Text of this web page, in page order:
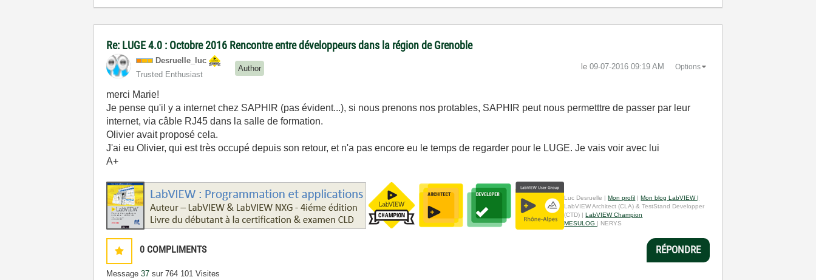
Re: LUGE 4.0 : Octobre 2016 Rencontre entre développeurs dans la région de Grenoble
Desruelle_luc
Trusted Enthusiast
Author le ‎09-07-2016 09:19 AM Options
merci Marie!
Je pense qu'il y a internet chez SAPHIR (pas évident...), si nous prenons nos protables, SAPHIR peut nous permetttre de passer par leur
internet, via câble RJ45 dans la salle de formation.
Olivier avait proposé cela.
J'ai eu Olivier, qui est très occupé depuis son retour, et n'a pas encore eu le temps de regarder pour le LUGE. Je vais voir avec lui
A+
Luc Desruelle |Mon profil |Mon blog LabVIEW |
LabVIEW Architect (CLA) & TestStand Developper
(CTD) |LabVIEW Champion
MESULOG | NERYS
0 COMPLIMENTS
Message37 sur 764 101 Visites
RÉPONDRE